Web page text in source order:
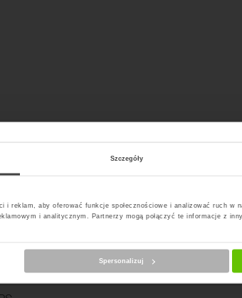
Szczegóły
i reklam, aby oferować funkcje społecznościowe i analizować ruch
i analitycznym. Partnerzy mogą połączyć te informacje z
Spersonalizuj